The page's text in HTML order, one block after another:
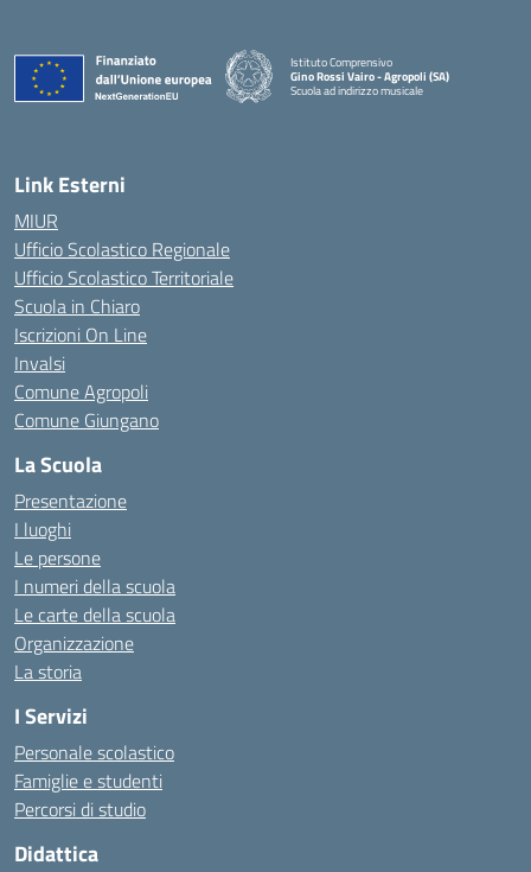
Istituto Comprensivo
Gino Rossi Vairo - Agropoli (SA)
Scuola ad indirizzo musicale
Link Esterni
MIUR
Ufficio Scolastico Regionale
Ufficio Scolastico Territoriale
Scuola in Chiaro
Iscrizioni On Line
Invalsi
Comune Agropoli
Comune Giungano
La Scuola
Presentazione
I luoghi
Le persone
I numeri della scuola
Le carte della scuola
Organizzazione
La storia
I Servizi
Personale scolastico
Famiglie e studenti
Percorsi di studio
Didattica